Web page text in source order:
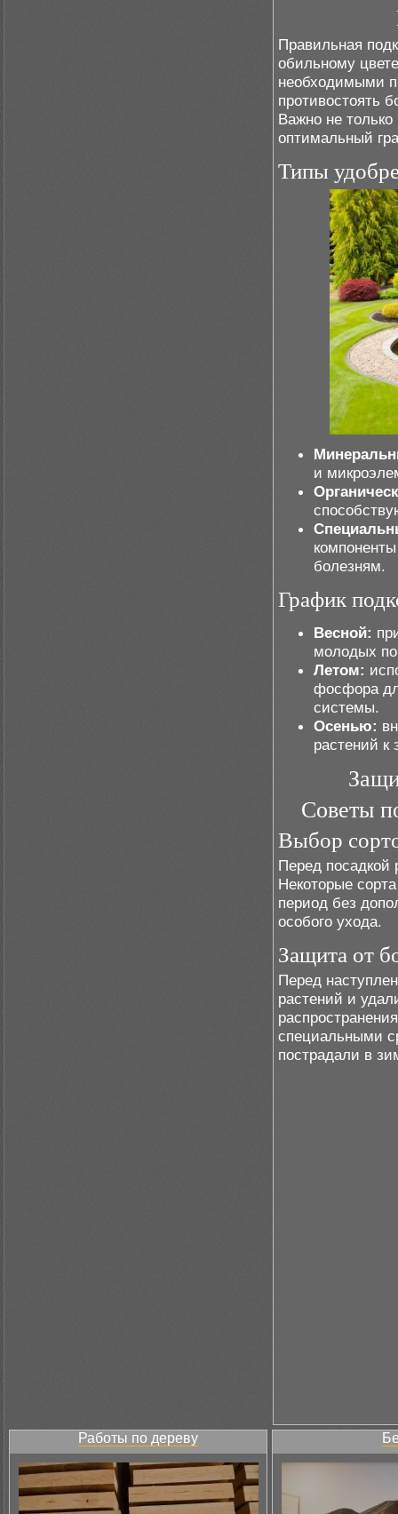
Правильная
обильному
необходимыми
противостоять
Важно не
оптимальный
Типы
и
болезням.
График
Весной:
молодых
Летом:
фосфора
системы.
Осенью:
растений к
Советы
Выбор
Перед посадкой
Некоторые
период без
особого ухода.
Защита от
Перед
растений и
специальными
пострадали в
Работы по дереву